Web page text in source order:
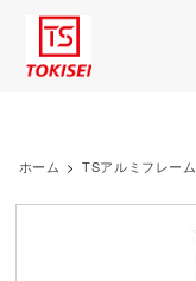
ホーム > TSアルミフレーム